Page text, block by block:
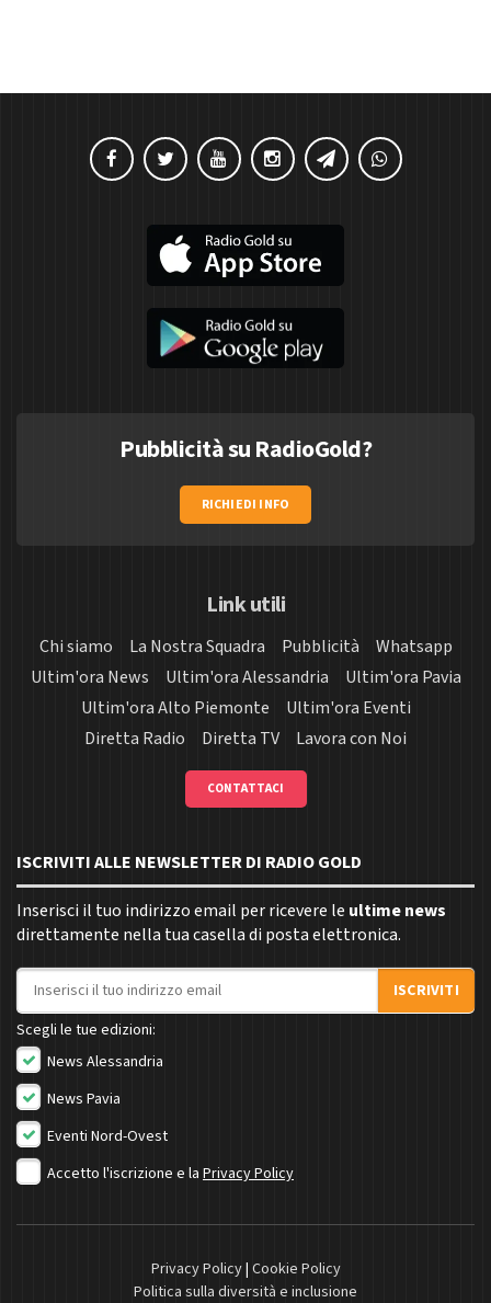
Pubblicità su RadioGold?
RICHIEDI INFO
Link utili
Chi siamo La Nostra Squadra Pubblicità
Whatsapp
Ultim'ora News
Ultim'ora Alessandria
Ultim'ora Pavia
Ultim'ora Alto Piemonte
Ultim'ora Eventi
Diretta Radio
Diretta TV Lavora con Noi
CONTATTACI
ISCRIVITI ALLE NEWSLETTER DI RADIO GOLD
Inserisci il tuo indirizzo email per ricevere le ultime news
direttamente nella tua casella di posta elettronica.
Indirizzo email
ISCRIVITI
Scegli le tue edizioni:
News Alessandria
News Pavia
Eventi Nord-Ovest
Accetto l'iscrizione e la Privacy Policy
Privacy Policy| Cookie Policy
Politica sulla diversità e inclusione